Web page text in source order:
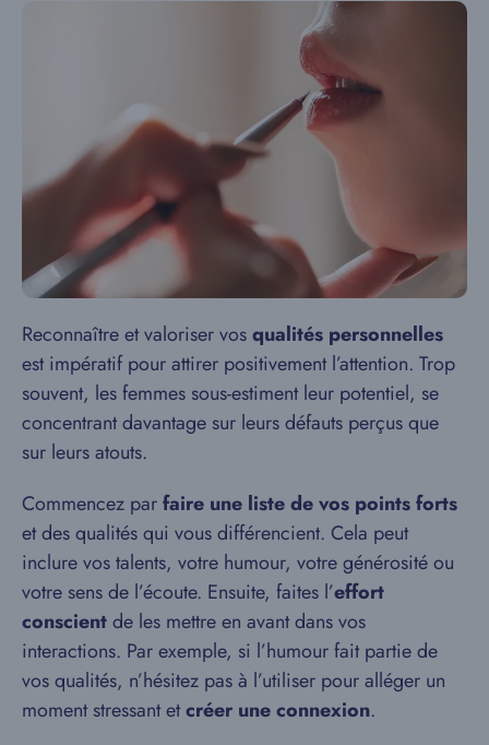
Reconnaître et valoriser vosqualités personnelles
est impératif pour attirer positivement l’attention. Trop
souvent, les femmes sous-estiment leur potentiel, se
concentrant davantage sur leurs défauts perçus que
sur leurs atouts.
Commencez parfaire une liste de vos points forts
et des qualités qui vous différencient. Cela peut
inclure vos talents, votre humour, votre générosité ou
votre sens de l’écoute. Ensuite, faites l’effort
conscientde les mettre en avant dans vos
interactions. Par exemple, si l’humour fait partie de
vos qualités, n’hésitez pas à l’utiliser pour alléger un
moment stressant etcréer une connexion.